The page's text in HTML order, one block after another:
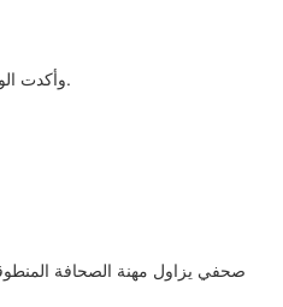
وأكدت الوزارة أن الإبلاغ عن المخالفين يساهم في حماية المجتمع والحفاظ على أمن المملكة واستقرارها.
صحفي يزاول مهنة الصحافة